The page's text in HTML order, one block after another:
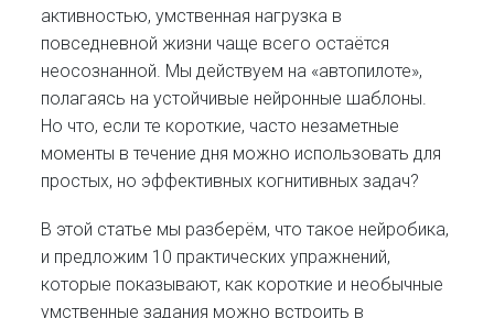
активностью, умственная нагрузка в
повседневной жизни чаще всего остаётся
неосознанной. Мы действуем на «автопилоте»,
полагаясь на устойчивые нейронные шаблоны.
Но что, если те короткие, часто незаметные
моменты в течение дня можно использовать для
простых, но эффективных когнитивных задач?
В этой статье мы разберём, что такое нейробика,
и предложим 10 практических упражнений,
которые показывают, как короткие и необычные
умственные задания можно встроить в